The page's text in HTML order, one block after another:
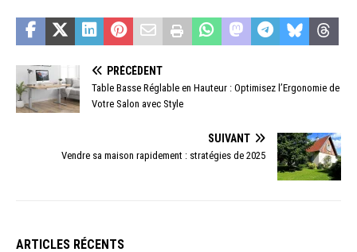
PRÉCÉDENT
Table Basse Réglable en Hauteur : Optimisez l’Ergonomie de
Votre Salon avec Style
SUIVANT
Vendre sa maison rapidement : stratégies de 2025
ARTICLES RÉCENTS